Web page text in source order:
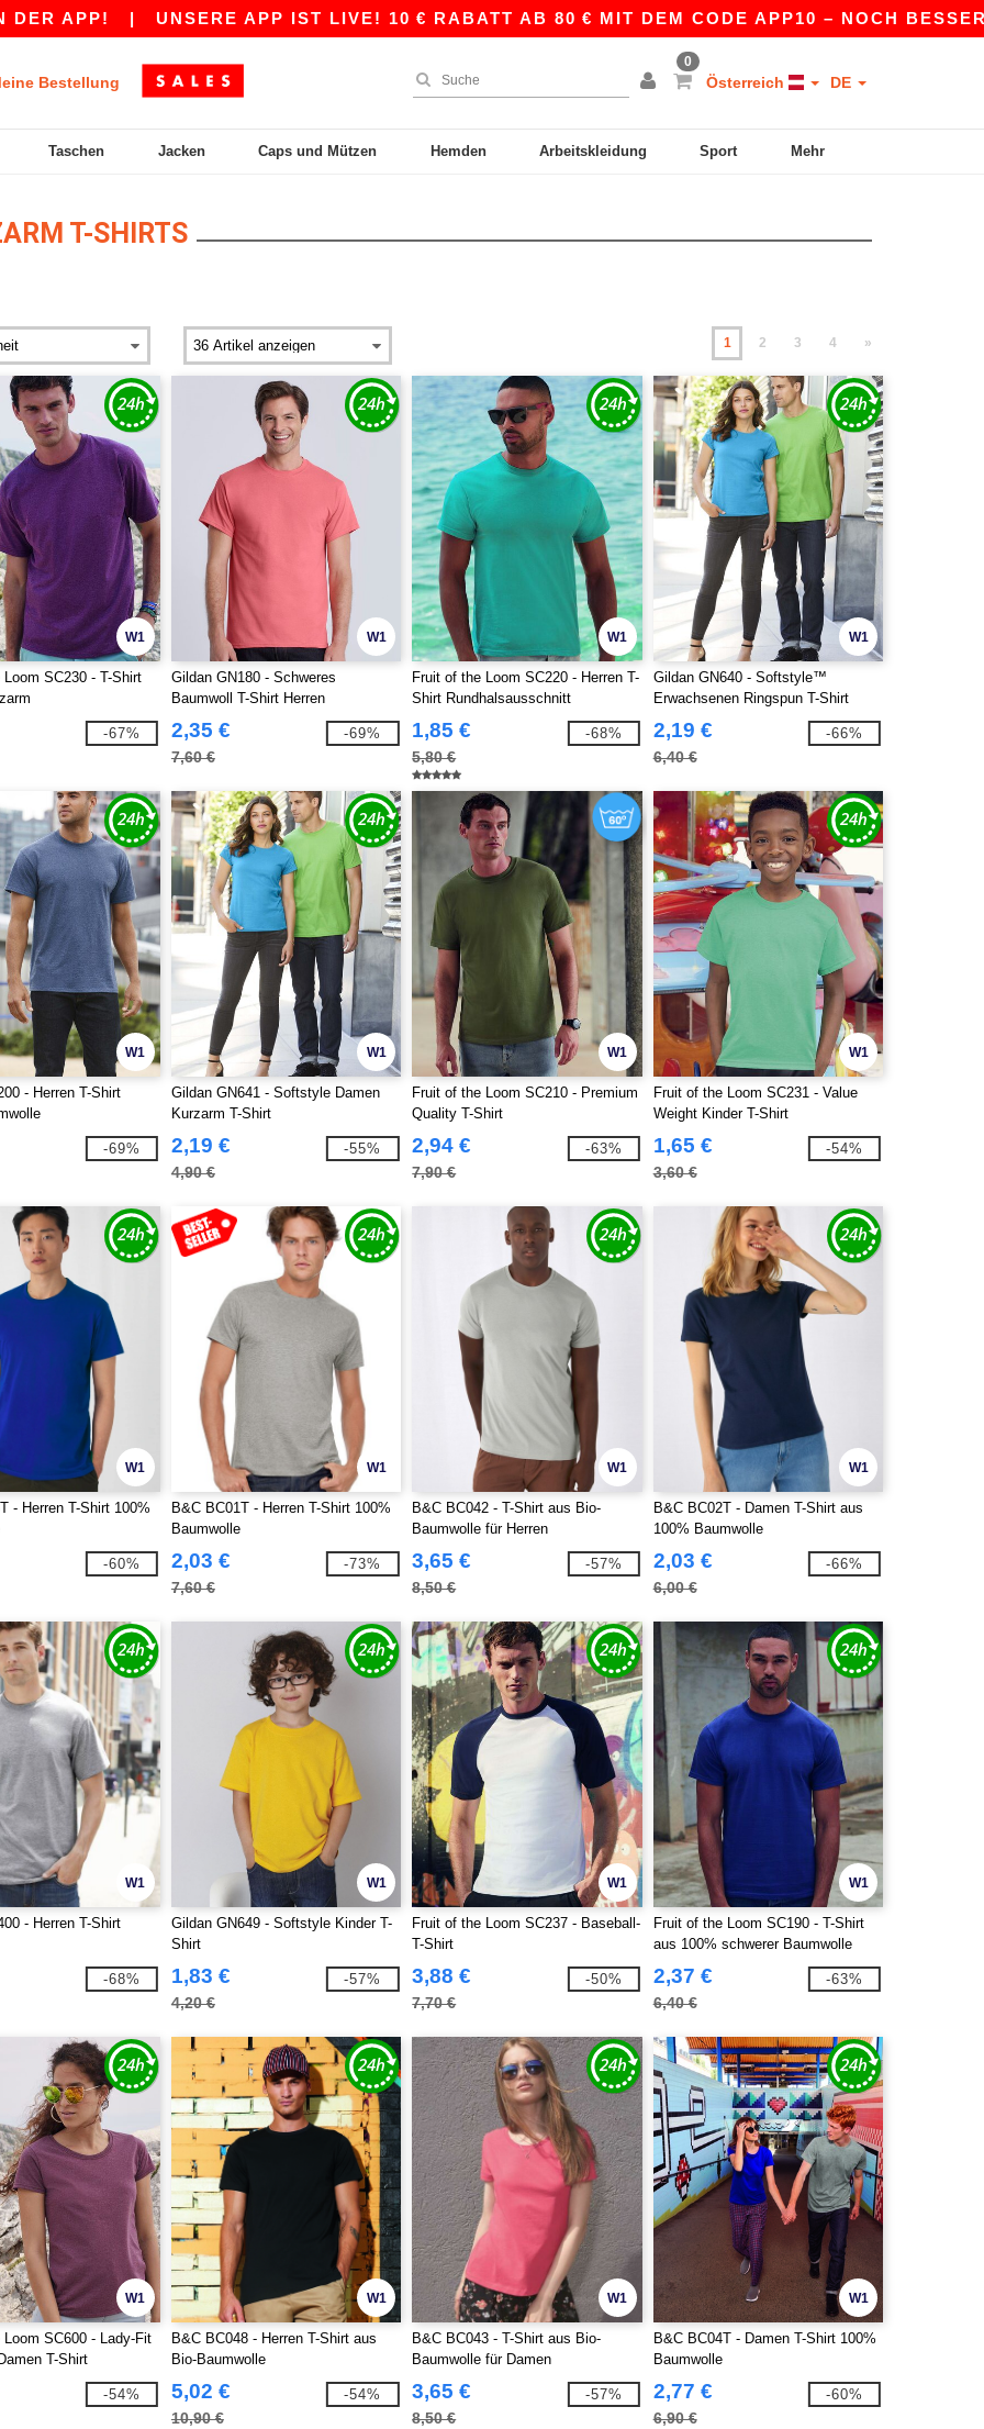
UNSERE APP IST LIVE! 10 € RABATT AB 80 € MIT DEM CODE APP10 – NOCH BESSERE PREISE
Bestellung
0
Österreich DE
Taschen Jacken Caps und Mützen Hemden Arbeitskleidung Sport Mehr
T-SHIRTS
1 2 3 4 »
W1
Loom SC230 - T-Shirt
-67%
W1
Gildan GN180 - Schweres
Baumwoll T-Shirt Herren
2,35 €
7,60 €
-69%
W1
Fruit of the Loom SC220 - Herren T-
Shirt Rundhalsausschnitt
1,85 €
5,80 €
-68%
W1
Gildan GN640 - Softstyle™
Erwachsenen Ringspun T-Shirt
2,19 €
6,40 €
-66%
W1
- Herren T-Shirt
-69%
W1
Gildan GN641 - Softstyle Damen
Kurzarm T-Shirt
2,19 €
4,90 €
-55%
W1
Fruit of the Loom SC210 - Premium
Quality T-Shirt
2,94 €
7,90 €
-63%
W1
Fruit of the Loom SC231 - Value
Weight Kinder T-Shirt
1,65 €
3,60 €
-54%
W1
- Herren T-Shirt 100%
-60%
W1
B&C BC01T - Herren T-Shirt 100%
Baumwolle
2,03 €
7,60 €
-73%
W1
B&C BC042 - T-Shirt aus Bio-
Baumwolle für Herren
3,65 €
8,50 €
-57%
W1
B&C BC02T - Damen T-Shirt aus
100% Baumwolle
2,03 €
6,00 €
-66%
W1
- Herren T-Shirt
-68%
W1
Gildan GN649 - Softstyle Kinder T-
Shirt
1,83 €
4,20 €
-57%
W1
Fruit of the Loom SC237 - Baseball-
T-Shirt
3,88 €
7,70 €
-50%
W1
Fruit of the Loom SC190 - T-Shirt
aus 100% schwerer Baumwolle
2,37 €
6,40 €
-63%
W1
Loom SC600 - Lady-Fit
T-Shirt
-54%
W1
B&C BC048 - Herren T-Shirt aus
Bio-Baumwolle
5,02 €
10,90 €
-54%
W1
B&C BC043 - T-Shirt aus Bio-
Baumwolle für Damen
3,65 €
8,50 €
-57%
W1
B&C BC04T - Damen T-Shirt 100%
Baumwolle
2,77 €
6,90 €
-60%